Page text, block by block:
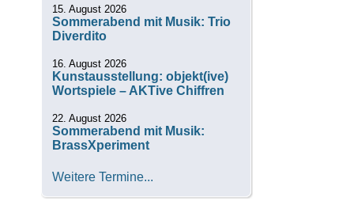
15. August 2026
Sommerabend mit Musik: Trio
Diverdito
16. August 2026
Kunstausstellung: objekt(ive)
Wortspiele – AKTive Chiffren
22. August 2026
Sommerabend mit Musik:
BrassXperiment
Weitere Termine...